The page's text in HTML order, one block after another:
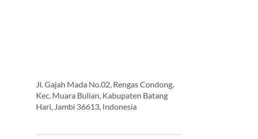
Jl. Gajah Mada No.02, Rengas Condong,
Kec. Muara Bulian, Kabupaten Batang
Hari, Jambi 36613, Indonesia